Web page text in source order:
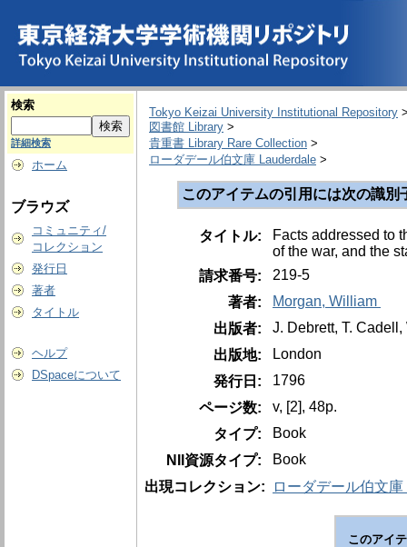
検索
詳細検索
ホーム
ブラウズ
コミュニティ/
コレクション
発行日
著者
タイトル
ヘルプ
DSpaceについて
Tokyo Keizai University Institutional Repository
図書館 Library >
貴重書 Library Rare Collection >
ローダデール伯文庫 Lauderdale >
このアイテムの引用には次の識
タイトル:
Facts addressed to
of the war, and the
請求番号:
219-5
著者:
Morgan, William
出版者:
J. Debrett, T.
出版地:
London
発行日:
1796
ページ数:
v, [2], 48p.
タイプ:
Book
NII資源タイプ:
Book
出現コレクション:
ローダデール伯文
このアイ